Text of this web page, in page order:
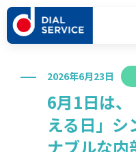
2026年6月23日
6月1日は
える日」シ
ナブルな内